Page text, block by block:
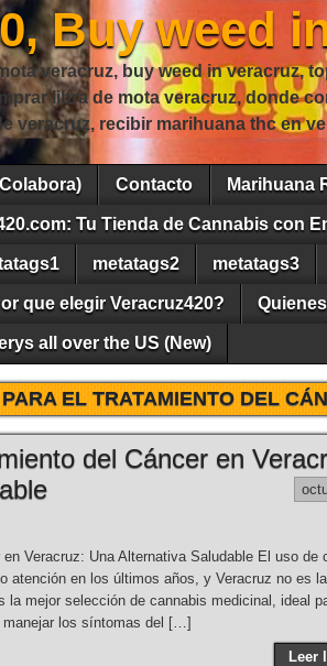
Buy weed
veracruz, buy weed in veracruz,
libra de mota veracruz, donde
veracruz, recibir marihuana thc en
Contacto Marihuana
Tu Tienda de Cannabis con
metatags2 metatags3
que elegir Veracruz420?
all over the US (New)
EL TRATAMIENTO DEL
del Cáncer en
Veracruz: Una Alternativa Saludable El uso de
atención en los últimos años, y Veracruz no es
la mejor selección de cannabis medicinal, ideal
manejar los síntomas del […]
Leer